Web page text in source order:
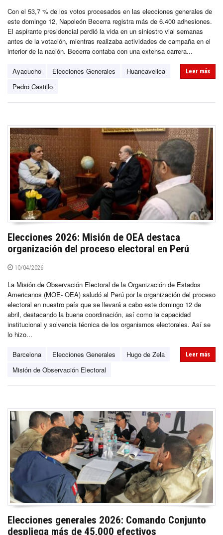
Con el 53,7 % de los votos procesados en las elecciones generales de
este domingo 12, Napoleón Becerra registra más de 6.400 adhesiones.
El aspirante presidencial perdió la vida en un siniestro vial semanas
antes de la votación, mientras realizaba actividades de campaña en el
interior de la nación. Becerra contaba con una extensa carrera...
Ayacucho Elecciones Generales
Huancavelica
Pedro Castillo
Leer más
Elecciones 2026: Misión de OEA destaca
organización del proceso electoral en Perú
10/04/2026
La Misión de Observación Electoral de la Organización de Estados
Americanos (MOE- OEA) saludó al Perú por la organización del proceso
electoral en nuestro país que se llevará a cabo este domingo 12 de
abril, destacando la buena coordinación, así como la capacidad
institucional y solvencia técnica de los organismos electorales. Así se
lo hizo...
Barcelona Elecciones Generales
Hugo de Zela
Misión de Observación Electoral
Leer más
Elecciones generales 2026: Comando Conjunto
despliega más de 45,000 efectivos